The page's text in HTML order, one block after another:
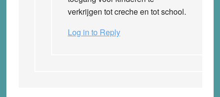
verkrijgen tot creche en tot school.
Log in to Reply